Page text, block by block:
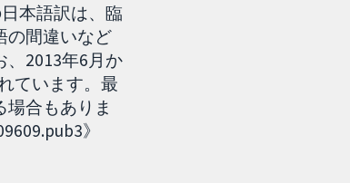
本語訳は、臨
の間違いなど
2013年6月か
ています。最
合もありま
》